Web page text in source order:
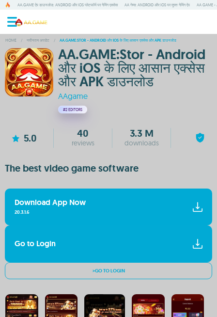
AA.GAME ऐप डाउनलोड: ANDROID और IOS प्लेटफॉर्म पर गेमिंग एक्सेस AA गेम्स: ANDROID और IOS पर मुफ्त गेमिंग ऐप AA GAME -
HOME / नवीनतम अपडेट / AA.GAME:STOR - ANDROID और IOS के लिए आसान एक्सेस और APK डाउनलोड
AA.GAME:Stor - Android
और iOS के लिए आसान एक्सेस
और APK डाउनलोड
AAgame
#2 EDITORS
5.0 40
reviews
3.3 M
downloads
The best video game software
Download App Now
20.3.1.6
Go to Login
>GO TO LOGIN